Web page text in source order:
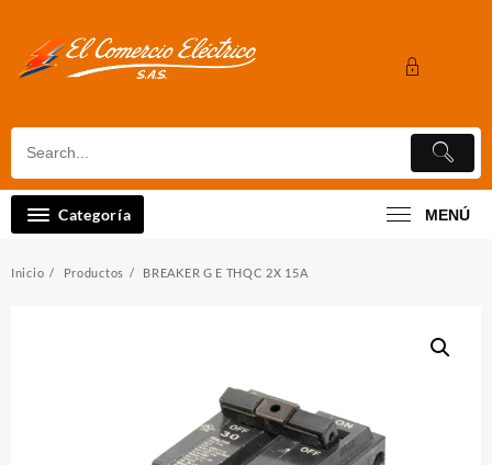
contenido
Categoría MENÚ
Inicio Productos BREAKER G E THQC 2X 15A